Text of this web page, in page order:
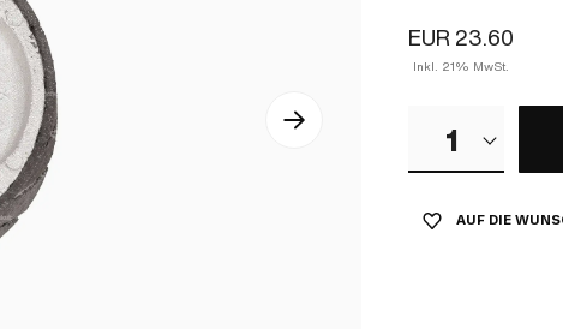
EUR 23.60
Inkl. 21% MwSt.
1
AUF DIE